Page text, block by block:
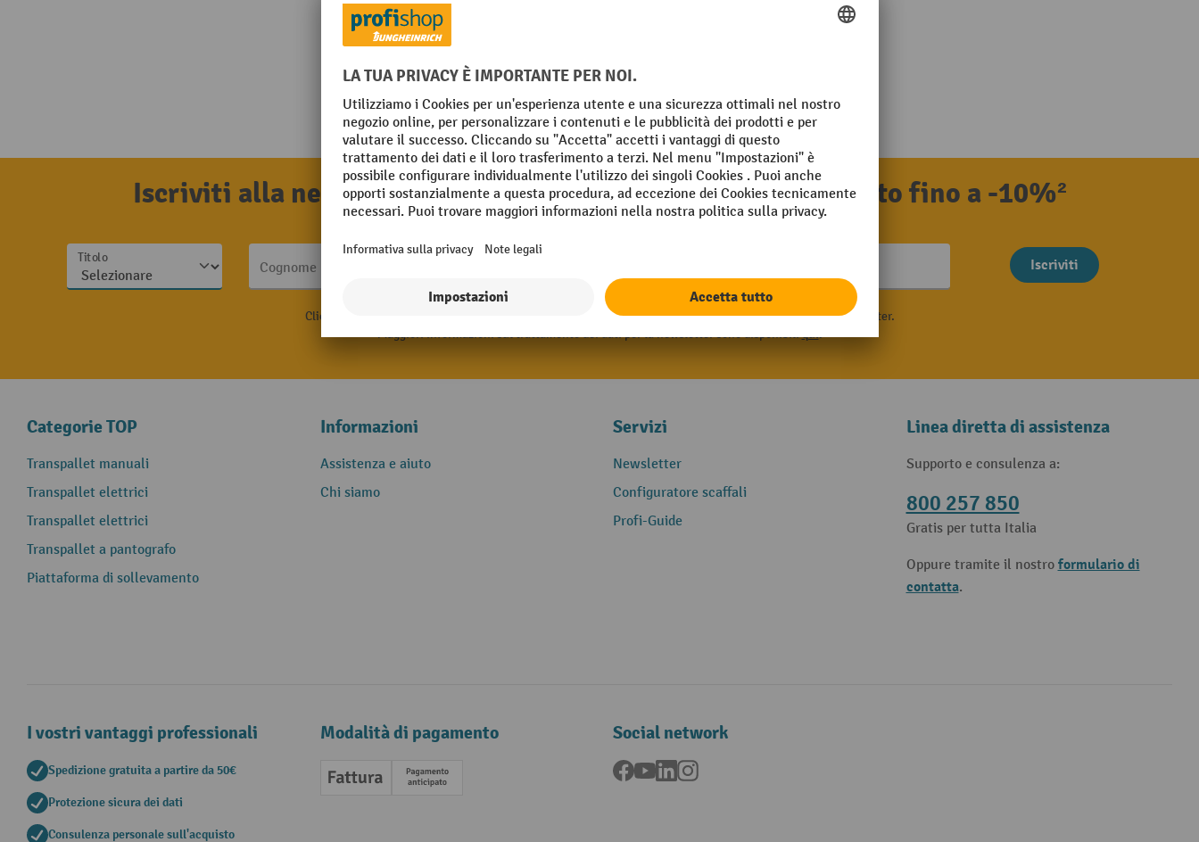
Iscriviti alla newsletter e ricevi un buono sconto di benvenuto fino a -10%²
Titolo
Cognome Iscriviti
Cliccando su “Iscriviti”, acconsenti a ricevere pubblicità da Jungheinrich PROFISHOP sotto forma di newsletter.
Maggiori informazioni sul trattamento dei dati per la newsletter sono disponibiliqui.
Categorie TOP
Transpallet manuali
Transpallet elettrici
Transpallet elettrici
Transpallet a pantografo
Piattaforma di sollevamento
Informazioni
Assistenza e aiuto
Chi siamo
Servizi
Newsletter
Configuratore scaffali
Profi-Guide
Linea diretta di assistenza
Supporto e consulenza a:
800 257 850
Gratis per tutta Italia
Oppure tramite il nostro formulario di
contatta.
I vostri vantaggi professionali
Spedizione gratuita a partire da 50€
Protezione sicura dei dati
Consulenza personale sull'acquisto
Modalità di pagamento
Fattura Pagamento anticipato
Social network
Facebook
YouTubeLinkedInInstagram